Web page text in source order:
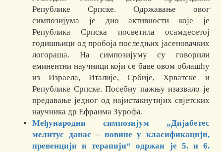
Републике Српске. Одржавање овог
симпозијума је дио активности које је
Република Српска посветила осамдесетој
годишњици од пробоја последњих јасеновачких
логораша. На симпозијуму су говорили
еминентни научници који се баве овом облашћу
из Израела, Италије, Србије, Хрватске и
Републике Српске. Посебну пажњу изазвало је
предавање једног од најистакнутијих свјетских
научника др Ефраима Зурофа.
Међународни симпозијум „Дијабетес
мелитус данас – новине у класификацији,
превенцији и терапији“ одржан је 5. и 6.